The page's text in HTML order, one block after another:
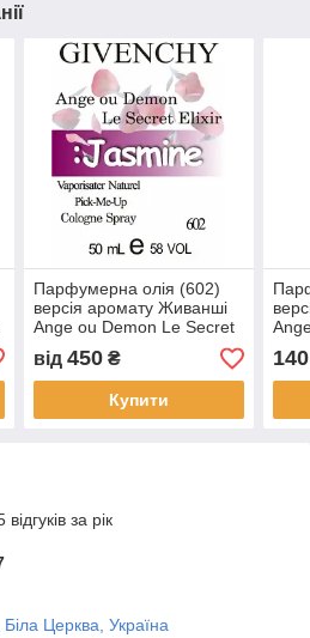
Парфумерна олія (602)
версія аромату Живанші
Ange ou Demon Le Secret
Elixir — 50 мл
від 450₴
Купити
140
за рік
Біла Церква, Україна